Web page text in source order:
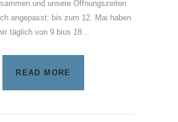
und unsere Öffnungszeiten
angepasst: bis zum 12. Mai haben
täglich von 9 bius 18…
READ MORE